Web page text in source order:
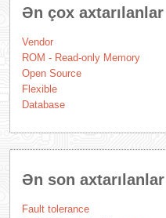
Ən çox axtarılanlar
Vendor
ROM - Read-only Memory
Open Source
Flexible
Database
Ən son axtarılanlar
Fault tolerance